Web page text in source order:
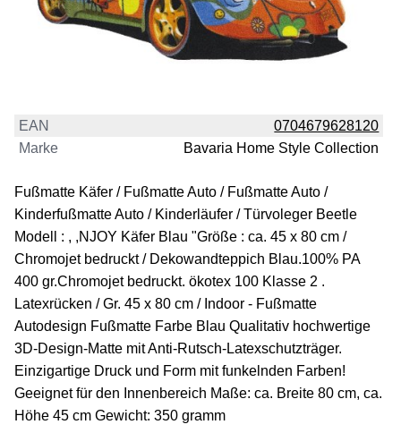
EAN
0704679628120
Marke
Bavaria Home Style Collection
Fußmatte Käfer / Fußmatte Auto / Fußmatte Auto /
Kinderfußmatte Auto / Kinderläufer / Türvoleger Beetle
Modell : , ,NJOY Käfer Blau "Größe : ca. 45 x 80 cm /
Chromojet bedruckt / Dekowandteppich Blau.100% PA
400 gr.Chromojet bedruckt. ökotex 100 Klasse 2 .
Latexrücken / Gr. 45 x 80 cm / Indoor - Fußmatte
Autodesign Fußmatte Farbe Blau Qualitativ hochwertige
3D-Design-Matte mit Anti-Rutsch-Latexschutzträger.
Einzigartige Druck und Form mit funkelnden Farben!
Geeignet für den Innenbereich Maße: ca. Breite 80 cm, ca.
Höhe 45 cm Gewicht: 350 gramm